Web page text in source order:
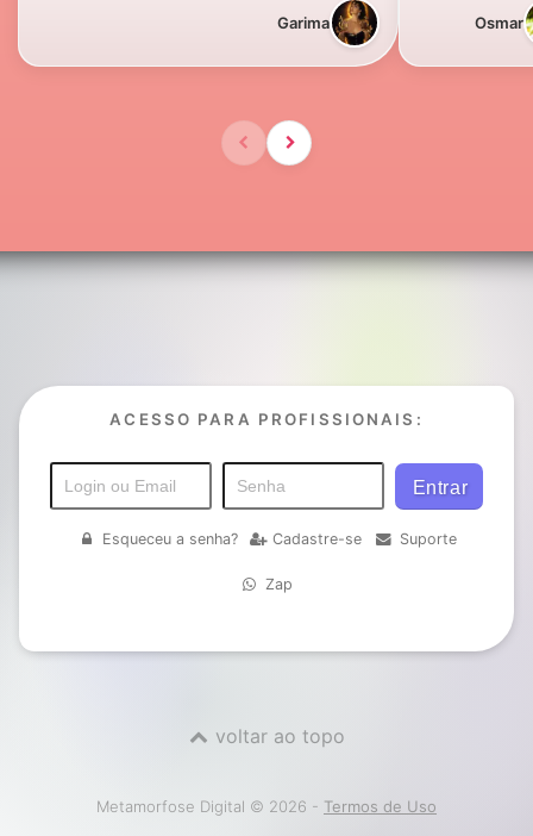
Garima Osmar
ACESSO PARA PROFISSIONAIS:
Esqueceu a senha? Cadastre-se Suporte
Zap
voltar ao topo
Metamorfose Digital © 2026 - Termos de Uso